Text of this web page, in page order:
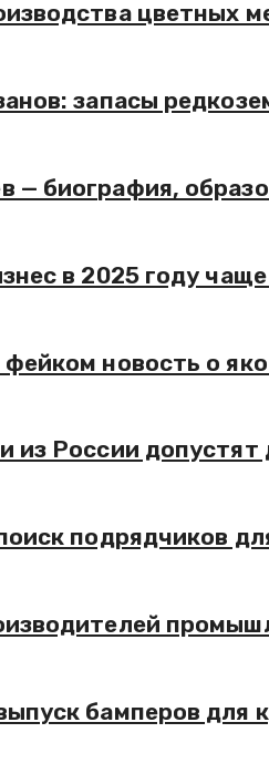
цветных
запасы
биография,
в 2025 году
новость о
из России
подрядчиков
бамперов для